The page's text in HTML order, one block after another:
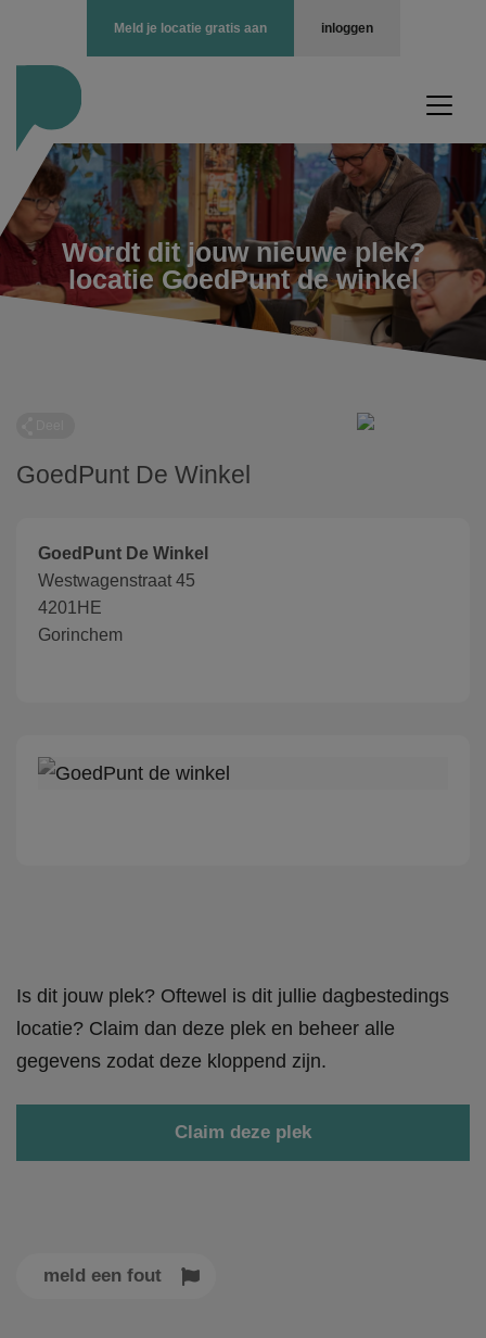
inloggen
Meld je locatie gratis aan
Wordt dit jouw nieuwe plek?
locatie GoedPunt de winkel
GoedPunt De Winkel
GoedPunt De Winkel
Westwagenstraat 45
4201HE
Gorinchem
Is dit jouw plek? Oftewel is dit jullie dagbestedings
locatie? Claim dan deze plek en beheer alle
gegevens zodat deze kloppend zijn.
Claim deze plek
meld een fout